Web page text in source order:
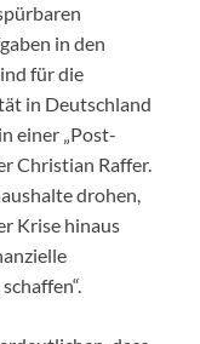
in den
für die
in Deutschland
einer „Post-
Christian Raffer.
drohen,
Krise hinaus